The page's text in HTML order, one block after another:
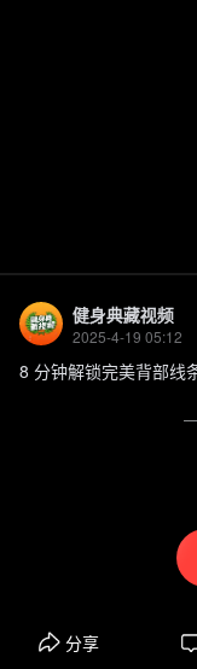
健身典藏视频
2025-4-19 05:12
8 分钟解锁完美背部线
分享